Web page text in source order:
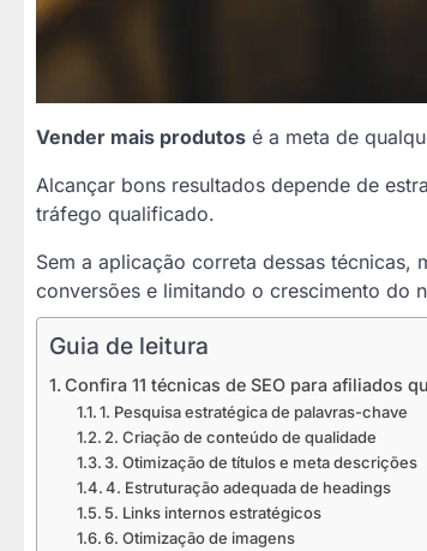
Vender mais produtos é a meta de
Alcançar bons resultados depende de
tráfego qualificado.
Sem a aplicação correta dessas técnicas,
conversões e limitando o crescimento do
Guia de leitura
Confira 11 técnicas de SEO para afiliados
1. Pesquisa estratégica de palavras-chave
2. Criação de conteúdo de qualidade
3. Otimização de títulos e meta descrições
4. Estruturação adequada de headings
5. Links internos estratégicos
6. Otimização de imagens